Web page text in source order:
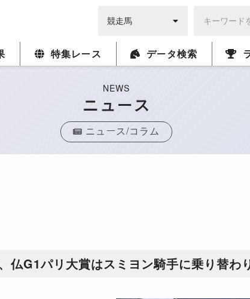
特集レース データ検索
NEWS
ニュース
ニュース/コラム
仏G1パリ大賞はスミヨン騎手に乗り替わ